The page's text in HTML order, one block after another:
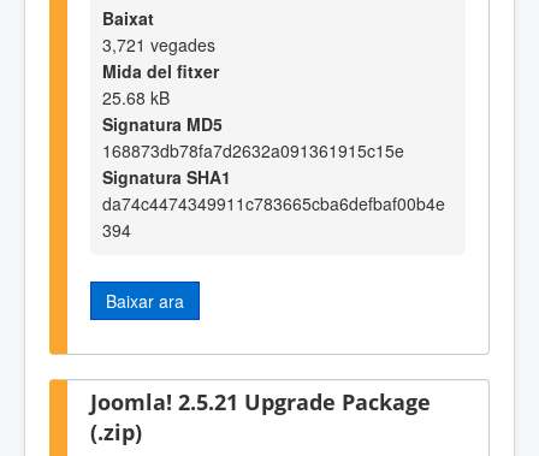
Baixat
3,721 vegades
Mida del fitxer
25.68 kB
Signatura MD5
168873db78fa7d2632a091361915c15e
Signatura SHA1
da74c4474349911c783665cba6defbaf00b4e
394
Baixar ara
Joomla! 2.5.21 Upgrade Package
(.zip)